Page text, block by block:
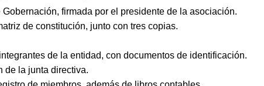
firmada por el presidente de la asociación.
de constitución, junto con tres copias.
de la entidad, con documentos de identificación.
de la junta directiva.